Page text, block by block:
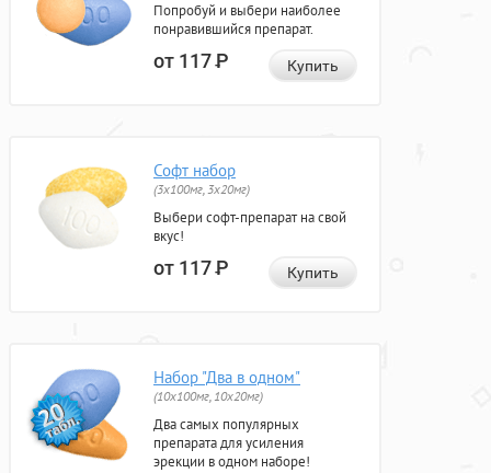
Попробуй и выбери наиболее
понравившийся препарат.
от 117Р Купить
Софт набор
(3x100мг, 3x20мг)
Выбери софт-препарат на свой
вкус!
от 117Р Купить
Набор "Два в одном"
(10x100мг, 10x20мг)
Два самых популярных
препарата для усиления
эрекции в одном наборе!